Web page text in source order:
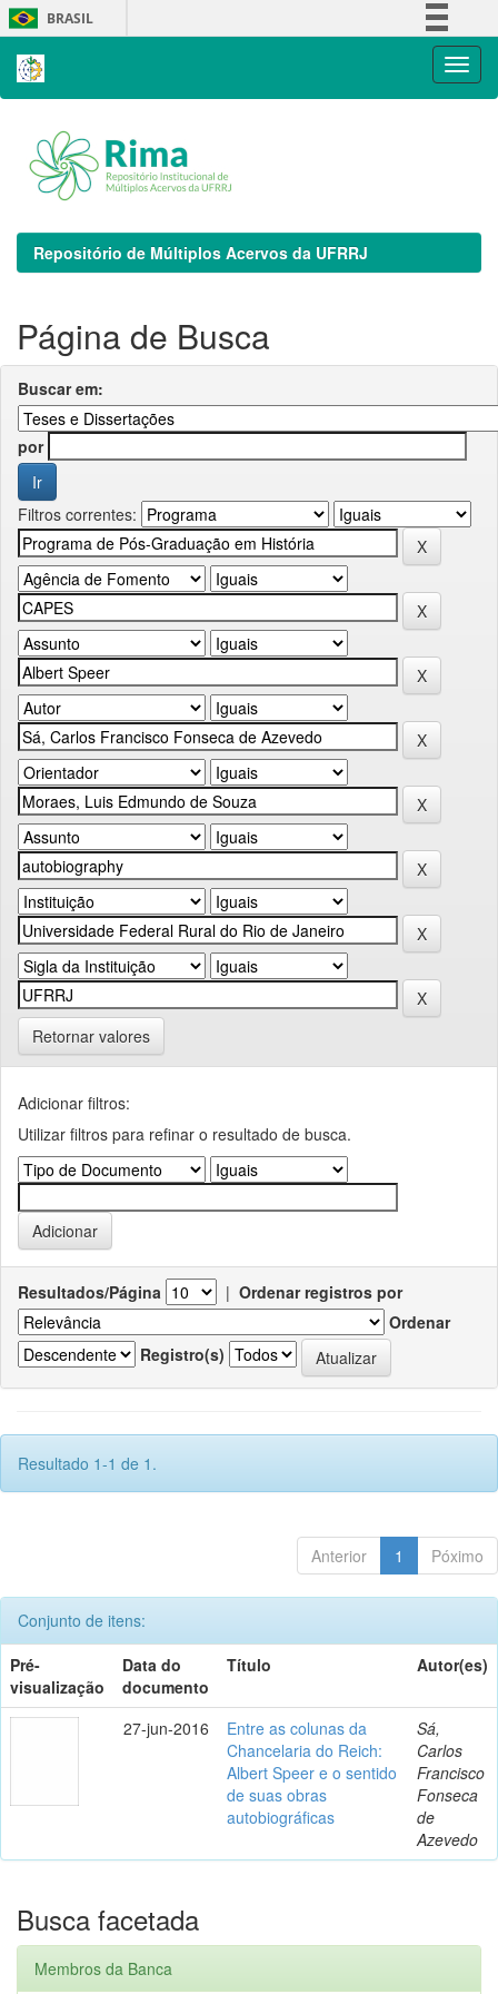
Skip
navigation
BRASIL
Repositório de Múltiplos Acervos da UFRRJ
Página de Busca
Buscar em:
por
Filtros correntes:
Retornar valores
Adicionar filtros:
Utilizar filtros para refinar o resultado de busca.
Resultados/Página | Ordenar registros por
Ordenar
Registro(s)
Resultado 1-1 de 1.
Anterior 1 Póximo
Conjunto de itens:
Pré-
visualização
Data do
documento
Título Autor(es)
27-jun-2016
Entre as colunas da
Chancelaria do Reich:
Albert Speer e o sentido
de suas obras
autobiográficas
Sá,
Carlos
Francisco
Fonseca
de
Azevedo
Busca facetada
Membros da Banca